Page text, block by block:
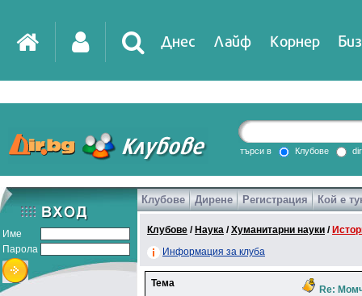
Днес Лайф Корнер
DirTV Impressio
Games
търси в Клубове
Име
Парола
Клубове Дирене Регистрация Кой е
Клубове / Наука /Хуманитарни науки /
Информация за клуба
Тема
Re: